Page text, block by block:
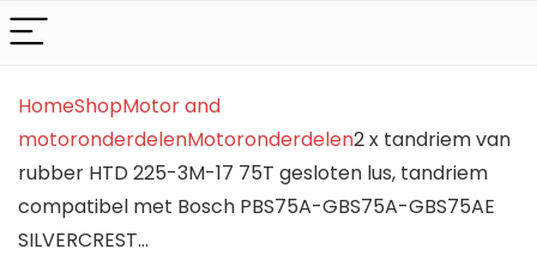
HomeShopMotor and
motoronderdelenMotoronderdelen2 x tandriem van
rubber HTD 225-3M-17 75T gesloten lus, tandriem
compatibel met Bosch PBS75A-GBS75A-GBS75AE
SILVERCREST…